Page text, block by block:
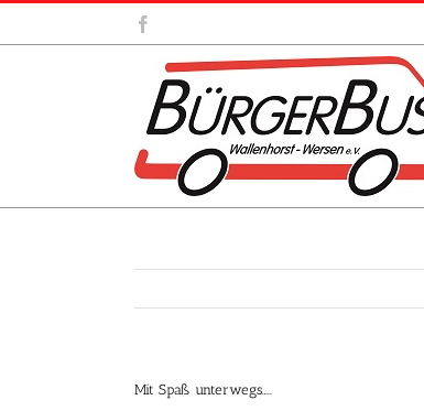
Zum
springen
Mit Spaß unterwegs…..